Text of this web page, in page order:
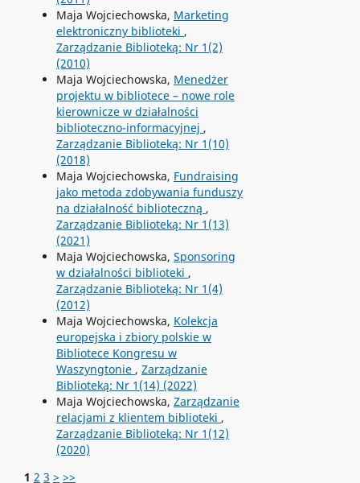
Maja Wojciechowska, Marketing
elektroniczny biblioteki ,
Zarządzanie Biblioteką: Nr 1(2)
(2010)
Maja Wojciechowska, Menedżer
projektu w bibliotece – nowe role
kierownicze w działalności
biblioteczno-informacyjnej ,
Zarządzanie Biblioteką: Nr 1(10)
(2018)
Maja Wojciechowska, Fundraising
jako metoda zdobywania funduszy
na działalność biblioteczną ,
Zarządzanie Biblioteką: Nr 1(13)
(2021)
Maja Wojciechowska, Sponsoring
w działalności biblioteki ,
Zarządzanie Biblioteką: Nr 1(4)
(2012)
Maja Wojciechowska, Kolekcja
europejska i zbiory polskie w
Bibliotece Kongresu w
Waszyngtonie , Zarządzanie
Biblioteką: Nr 1(14) (2022)
Maja Wojciechowska, Zarządzanie
relacjami z klientem biblioteki ,
Zarządzanie Biblioteką: Nr 1(12)
(2020)
1 2 3 > >>